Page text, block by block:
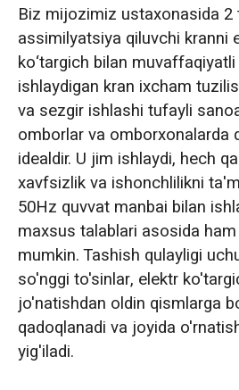
Biz mijozimiz ustaxonasida 2
assimilyatsiya qiluvchi kranni
ko‘targich bilan muvaffaqiyatli
ishlaydigan kran ixcham
va sezgir ishlashi tufayli
omborlar va omborxonalarda
idealdir. U jim ishlaydi, hech
xavfsizlik va ishonchlilikni
50Hz quvvat manbai bilan
maxsus talablari asosida
mumkin. Tashish qulayligi
so'nggi to'sinlar, elektr
jo'natishdan oldin qismlarga
qadoqlanadi va joyida
yig'iladi.